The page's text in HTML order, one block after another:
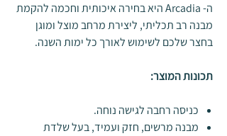
ה- Arcadia היא בחירה איכותית וחכמה להקמת
מבנה רב תכליתי, ליצירת מרחב מוצל ומוגן
בחצר שלכם לשימוש לאורך כל ימות השנה.
תכונות המוצר:
כניסה רחבה לגישה נוחה.
מבנה מרשים, חזק ועמיד, בעל שלדת